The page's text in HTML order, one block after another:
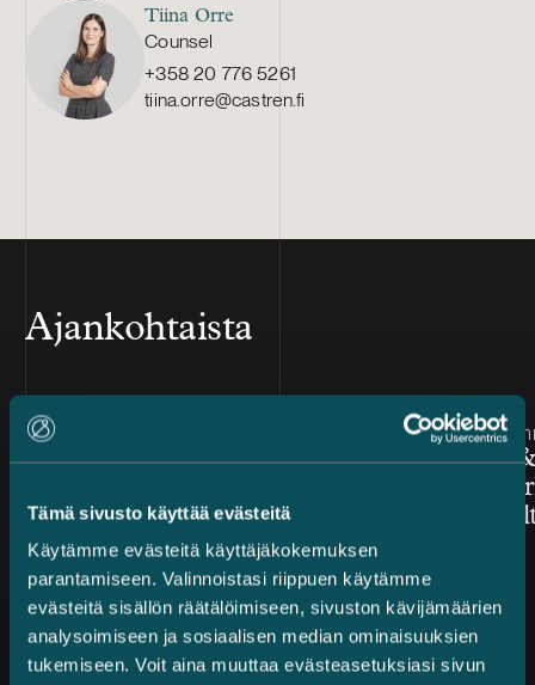
Tämä sivusto käyttää evästeitä
Käytämme evästeitä käyttäjäkokemuksen
parantamiseen. Valinnoistasi riippuen käytämme
evästeitä sisällön räätälöimiseen, sivuston kävijämäärien
analysoimiseen ja sosiaalisen median ominaisuuksien
tukemiseen. Voit aina muuttaa evästeasetuksiasi sivun
Tiina Orre
Counsel
+358 20 776 5261
tiina.orre@castren.fi
Ajankohtaista
Julkaistu
17.2.2023 – Yritysjärjestelyt
Castrén & Snellmanin
vuoden 2023 Chambers
Globalissa: huippuluokan
oikeudellista asiantuntemusta
ja liiketoiminnan osaamista
Julkaistu
9.2.2023 –
Castrén
1000 -